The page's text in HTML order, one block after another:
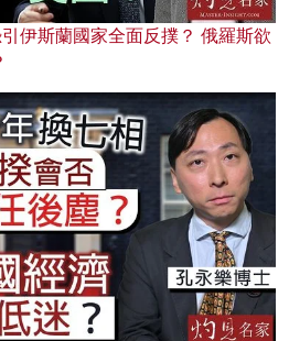
伊斯蘭國家全面反撲？ 俄羅斯欲